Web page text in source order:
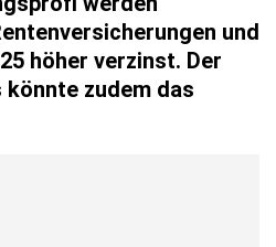
und
höher verzinst. Der
zudem das